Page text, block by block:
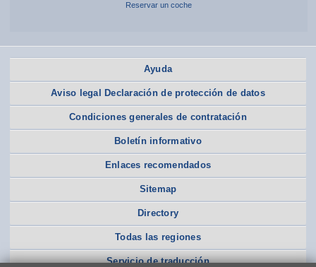
Reservar un coche
Ayuda
Aviso legal Declaración de protección de datos
Condiciones generales de contratación
Boletín informativo
Enlaces recomendados
Sitemap
Directory
Todas las regiones
Servicio de traducción